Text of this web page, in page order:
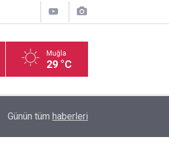
Muğla
29 °C
Engelliler Genç Kız Futsal Milli Takımı,
Günün tüm haberleri